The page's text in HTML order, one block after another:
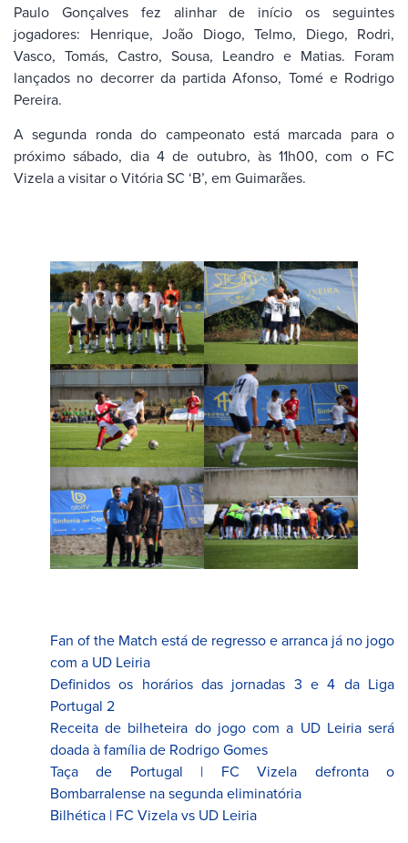
Paulo Gonçalves fez alinhar de início os seguintes
jogadores: Henrique, João Diogo, Telmo, Diego, Rodri,
Vasco, Tomás, Castro, Sousa, Leandro e Matias. Foram
lançados no decorrer da partida Afonso, Tomé e Rodrigo
Pereira.
A segunda ronda do campeonato está marcada para o
próximo sábado, dia 4 de outubro, às 11h00, com o FC
Vizela a visitar o Vitória SC ‘B’, em Guimarães.
Fan of the Match está de regresso e arranca já no jogo
com a UD Leiria
Definidos os horários das jornadas 3 e 4 da Liga
Portugal 2
Receita de bilheteira do jogo com a UD Leiria será
doada à família de Rodrigo Gomes
Taça de Portugal | FC Vizela defronta o
Bombarralense na segunda eliminatória
Bilhética | FC Vizela vs UD Leiria